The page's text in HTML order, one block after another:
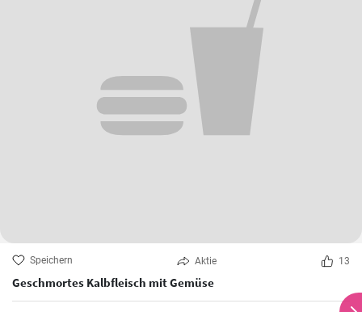
Speichern Aktie 13
Geschmortes Kalbfleisch mit Gemüse